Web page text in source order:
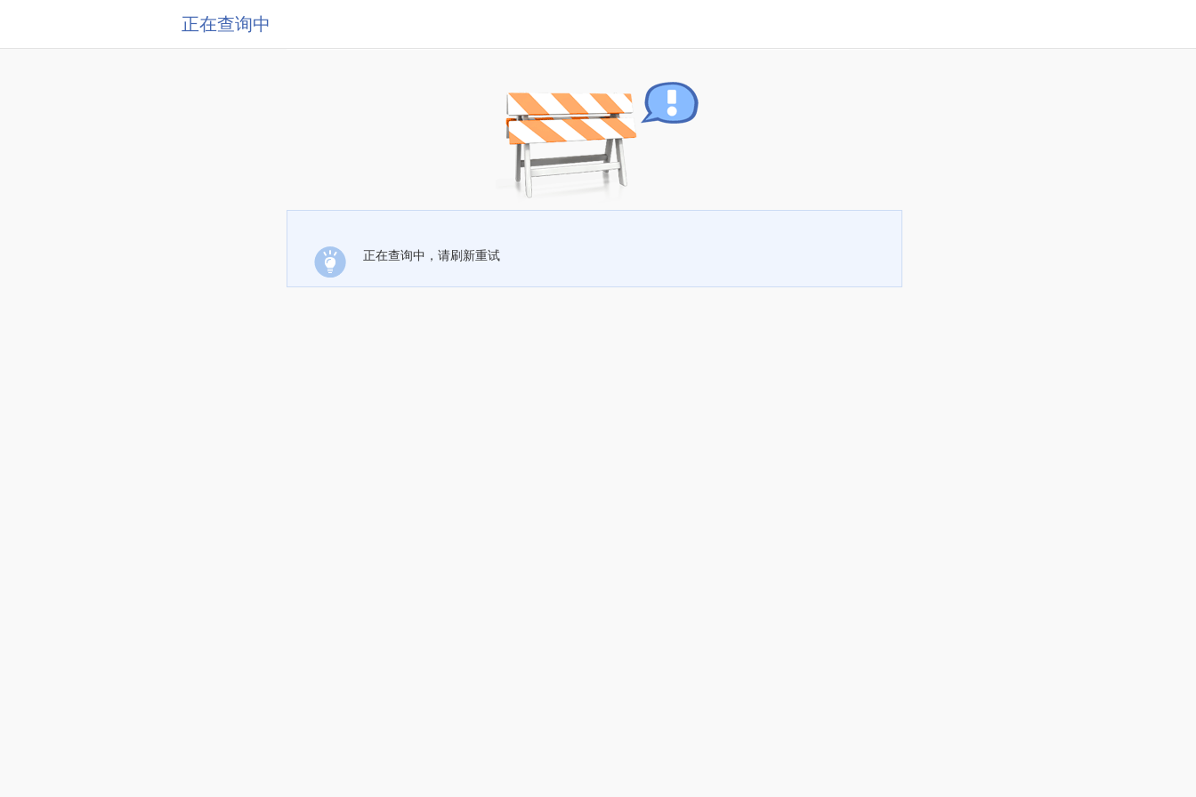
正在查询中
正在查询中，请刷新重试